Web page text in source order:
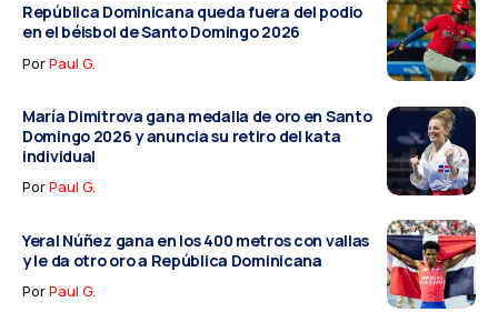
República Dominicana queda fuera del podio
en el béisbol de Santo Domingo 2026
PorPaul G.
María Dimitrova gana medalla de oro en Santo
Domingo 2026 y anuncia su retiro del kata
individual
PorPaul G.
Yeral Núñez gana en los 400 metros con vallas
y le da otro oro a República Dominicana
PorPaul G.